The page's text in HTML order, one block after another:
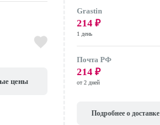
цены
Grastin
214 ₽
1 день
Почта РФ
214 ₽
от 2 дней
Подробнее о доставке